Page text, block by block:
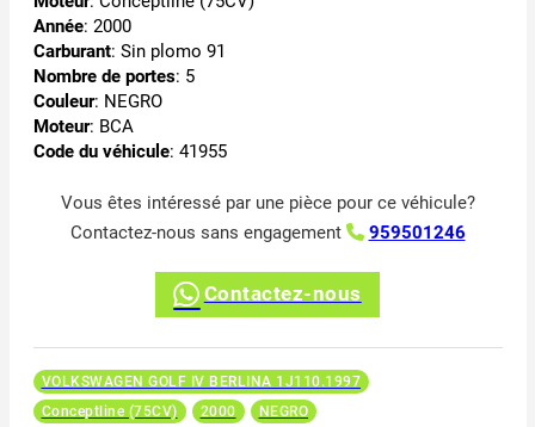
Année: 2000
Carburant: Sin plomo 91
Nombre de portes: 5
Couleur: NEGRO
Moteur: BCA
Code du véhicule: 41955
Vous êtes intéressé par une pièce pour ce véhicule?
Contactez-nous sans engagement
959501246
Contactez-nous
VOLKSWAGEN GOLF IV BERLINA 1J110.1997
Conceptline (75CV)
2000 NEGRO